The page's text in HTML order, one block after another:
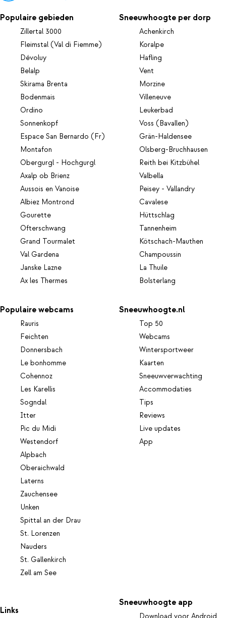
Populaire gebieden
Zillertal 3000
Fleimstal (Val di Fiemme)
Dévoluy
Belalp
Skirama Brenta
Bodenmais
Ordino
Sonnenkopf
Espace San Bernardo (Fr)
Montafon
Obergurgl - Hochgurgl
Axalp ob Brienz
Aussois en Vanoise
Albiez Montrond
Gourette
Ofterschwang
Grand Tourmalet
Val Gardena
Janske Lazne
Ax les Thermes
Sneeuwhoogte per dorp
Achenkirch
Koralpe
Hafling
Vent
Morzine
Villeneuve
Leukerbad
Voss (Bavallen)
Grän-Haldensee
Olsberg-Bruchhausen
Reith bei Kitzbühel
Valbella
Peisey - Vallandry
Cavalese
Hüttschlag
Tannenheim
Kötschach-Mauthen
Champoussin
La Thuile
Bolsterlang
Populaire webcams
Rauris
Feichten
Donnersbach
Le bonhomme
Cohennoz
Les Karellis
Sogndal
Itter
Pic du Midi
Westendorf
Alpbach
Oberaichwald
Laterns
Zauchensee
Unken
Spittal an der Drau
St. Lorenzen
Nauders
St. Gallenkirch
Zell am See
Sneeuwhoogte.nl
Top 50
Webcams
Wintersportweer
Kaarten
Sneeuwverwachting
Accommodaties
Tips
Reviews
Live updates
App
Links
Sneeuwhoogte app